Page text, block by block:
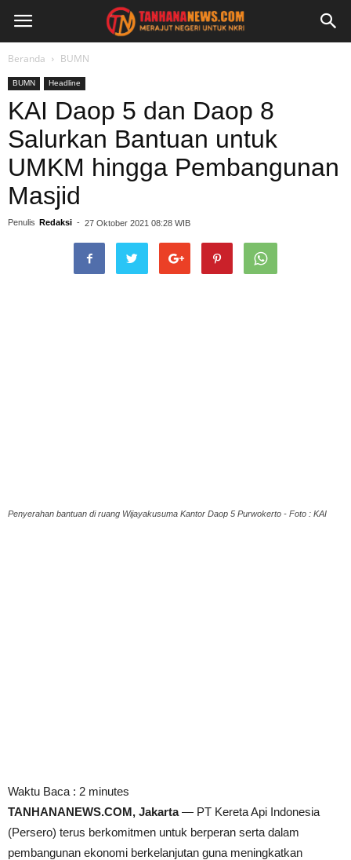
Beranda BUMN
BUMN Headline
KAI Daop 5 dan Daop 8
Salurkan Bantuan untuk
UMKM hingga Pembangunan
Masjid
Penulis Redaksi - 27 Oktober 2021 08:28 WIB
Penyerahan bantuan di ruang Wijayakusuma Kantor Daop 5 Purwokerto - Foto : KAI
Waktu Baca : 2 minutes
TANHANANEWS.COM, Jakarta— PT Kereta Api Indonesia
(Persero) terus berkomitmen untuk berperan serta dalam
pembangunan ekonomi berkelanjutan guna meningkatkan